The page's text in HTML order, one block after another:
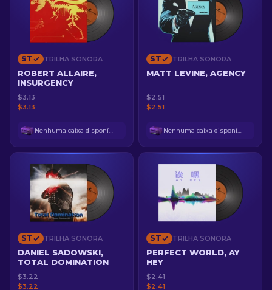
ST TRILHA SONORA
ROBERT ALLAIRE,
INSURGENCY
$3.13
$3.13
Nenhuma caixa disponível
ST TRILHA SONORA
MATT LEVINE, AGENCY
$2.51
$2.51
Nenhuma caixa disponível
ST TRILHA SONORA
DANIEL SADOWSKI,
TOTAL DOMINATION
$3.22
$3.22
ST TRILHA SONORA
PERFECT WORLD, AY
HEY
$2.41
$2.41